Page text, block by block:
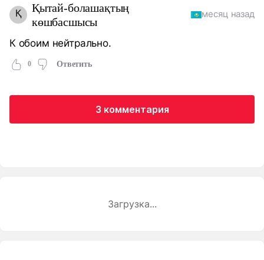
Қ
Қытай-болашақтың
көшбасшысы
месяц назад
К обоим нейтрально.
0 Ответить
3 комментария
Загрузка...